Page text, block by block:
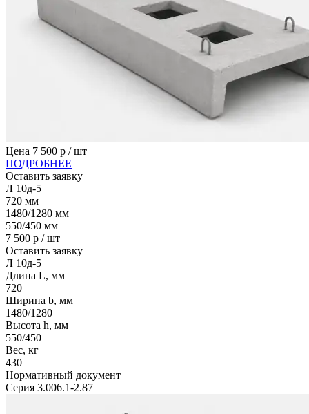
Цена 7 500 р / шт
ПОДРОБНЕЕ
Оставить заявку
Л 10д-5
720 мм
1480/1280 мм
550/450 мм
7 500 р / шт
Оставить заявку
Л 10д-5
Длина L, мм
720
Ширина b, мм
1480/1280
Высота h, мм
550/450
Вес, кг
430
Нормативный документ
Серия 3.006.1-2.87